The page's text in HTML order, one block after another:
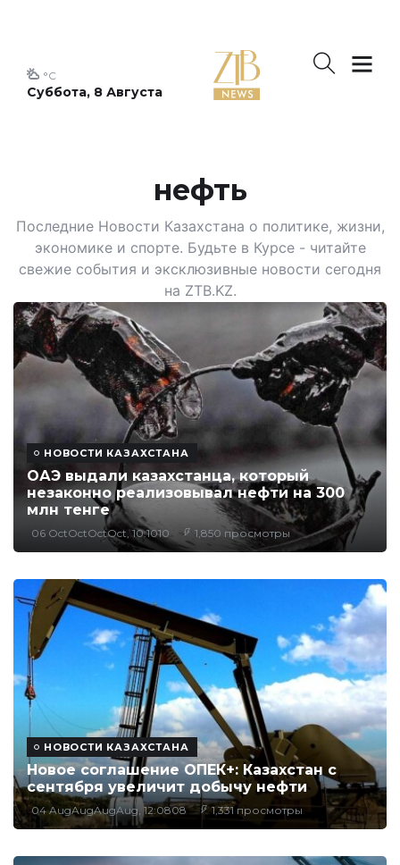
Суббота, 8 Августа
°C
нефть
Последние Новости Казахстана о политике, жизни,
экономике и спорте. Будьте в Курсе - читайте
свежие события и эксклюзивные новости сегодня
на ZTB.KZ.
НОВОСТИ КАЗАХСТАНА
ОАЭ выдали казахстанца, который
незаконно реализовывал нефти на 300
млн тенге
06 OctOctOctOct, 10:1010 1,850 просмотры
НОВОСТИ КАЗАХСТАНА
Новое соглашение ОПЕК+: Казахстан с
сентября увеличит добычу нефти
04 AugAugAugAug, 12:0808 1,331 просмотры